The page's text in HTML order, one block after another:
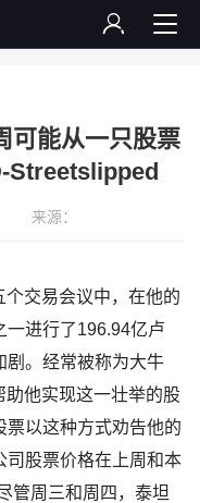
能从一只股票
Streetslipped
来源：
交易会议中，在他的
一进行了196.94亿卢
剧。经常被称为大牛
他实现这一壮举的股
以这种方式劝告他的
司股票价格在上周和本
管周三和周四，泰坦